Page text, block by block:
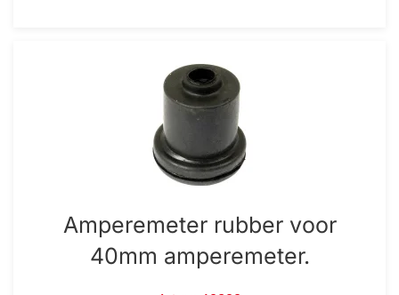
Amperemeter rubber voor
40mm amperemeter.